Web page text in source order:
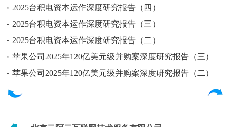
2025台积电资本运作深度研究报告（四）
2025台积电资本运作深度研究报告（三）
2025台积电资本运作深度研究报告（二）
苹果公司2025年120亿美元级并购案深度研究报告（三）
苹果公司2025年120亿美元级并购案深度研究报告（二）